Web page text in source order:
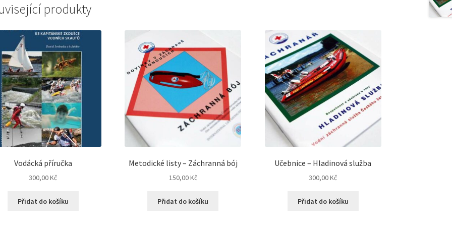
produkty
Vodácká příručka
300,00Kč
Přidat do košíku
Metodické listy – Záchranná bój
150,00Kč
Přidat do košíku
Učebnice – Hladinová služba
300,00Kč
Přidat do košíku